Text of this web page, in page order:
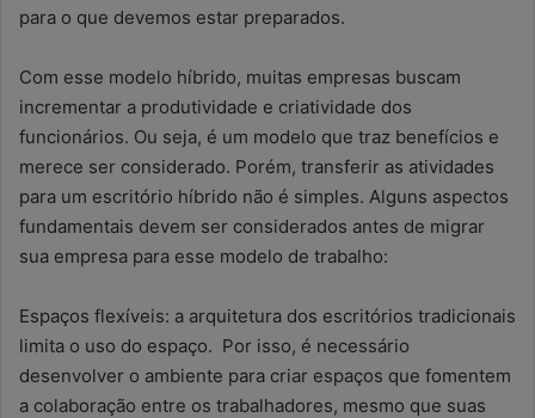
para o que devemos estar preparados.
Com esse modelo híbrido, muitas empresas buscam
incrementar a produtividade e criatividade dos
funcionários. Ou seja, é um modelo que traz benefícios e
merece ser considerado. Porém, transferir as atividades
para um escritório híbrido não é simples. Alguns aspectos
fundamentais devem ser considerados antes de migrar
sua empresa para esse modelo de trabalho:
Espaços flexíveis: a arquitetura dos escritórios tradicionais
limita o uso do espaço. Por isso, é necessário
desenvolver o ambiente para criar espaços que fomentem
a colaboração entre os trabalhadores, mesmo que suas